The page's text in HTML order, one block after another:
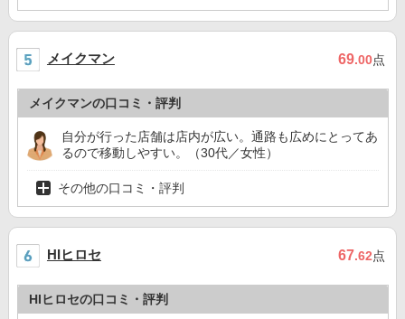
メイクマン 69.00点
メイクマンの口コミ・評判
自分が行った店舗は店内が広い。通路も広めにとってあ
るので移動しやすい。（30代／女性）
その他の口コミ・評判
HIヒロセ 67.62点
HIヒロセの口コミ・評判